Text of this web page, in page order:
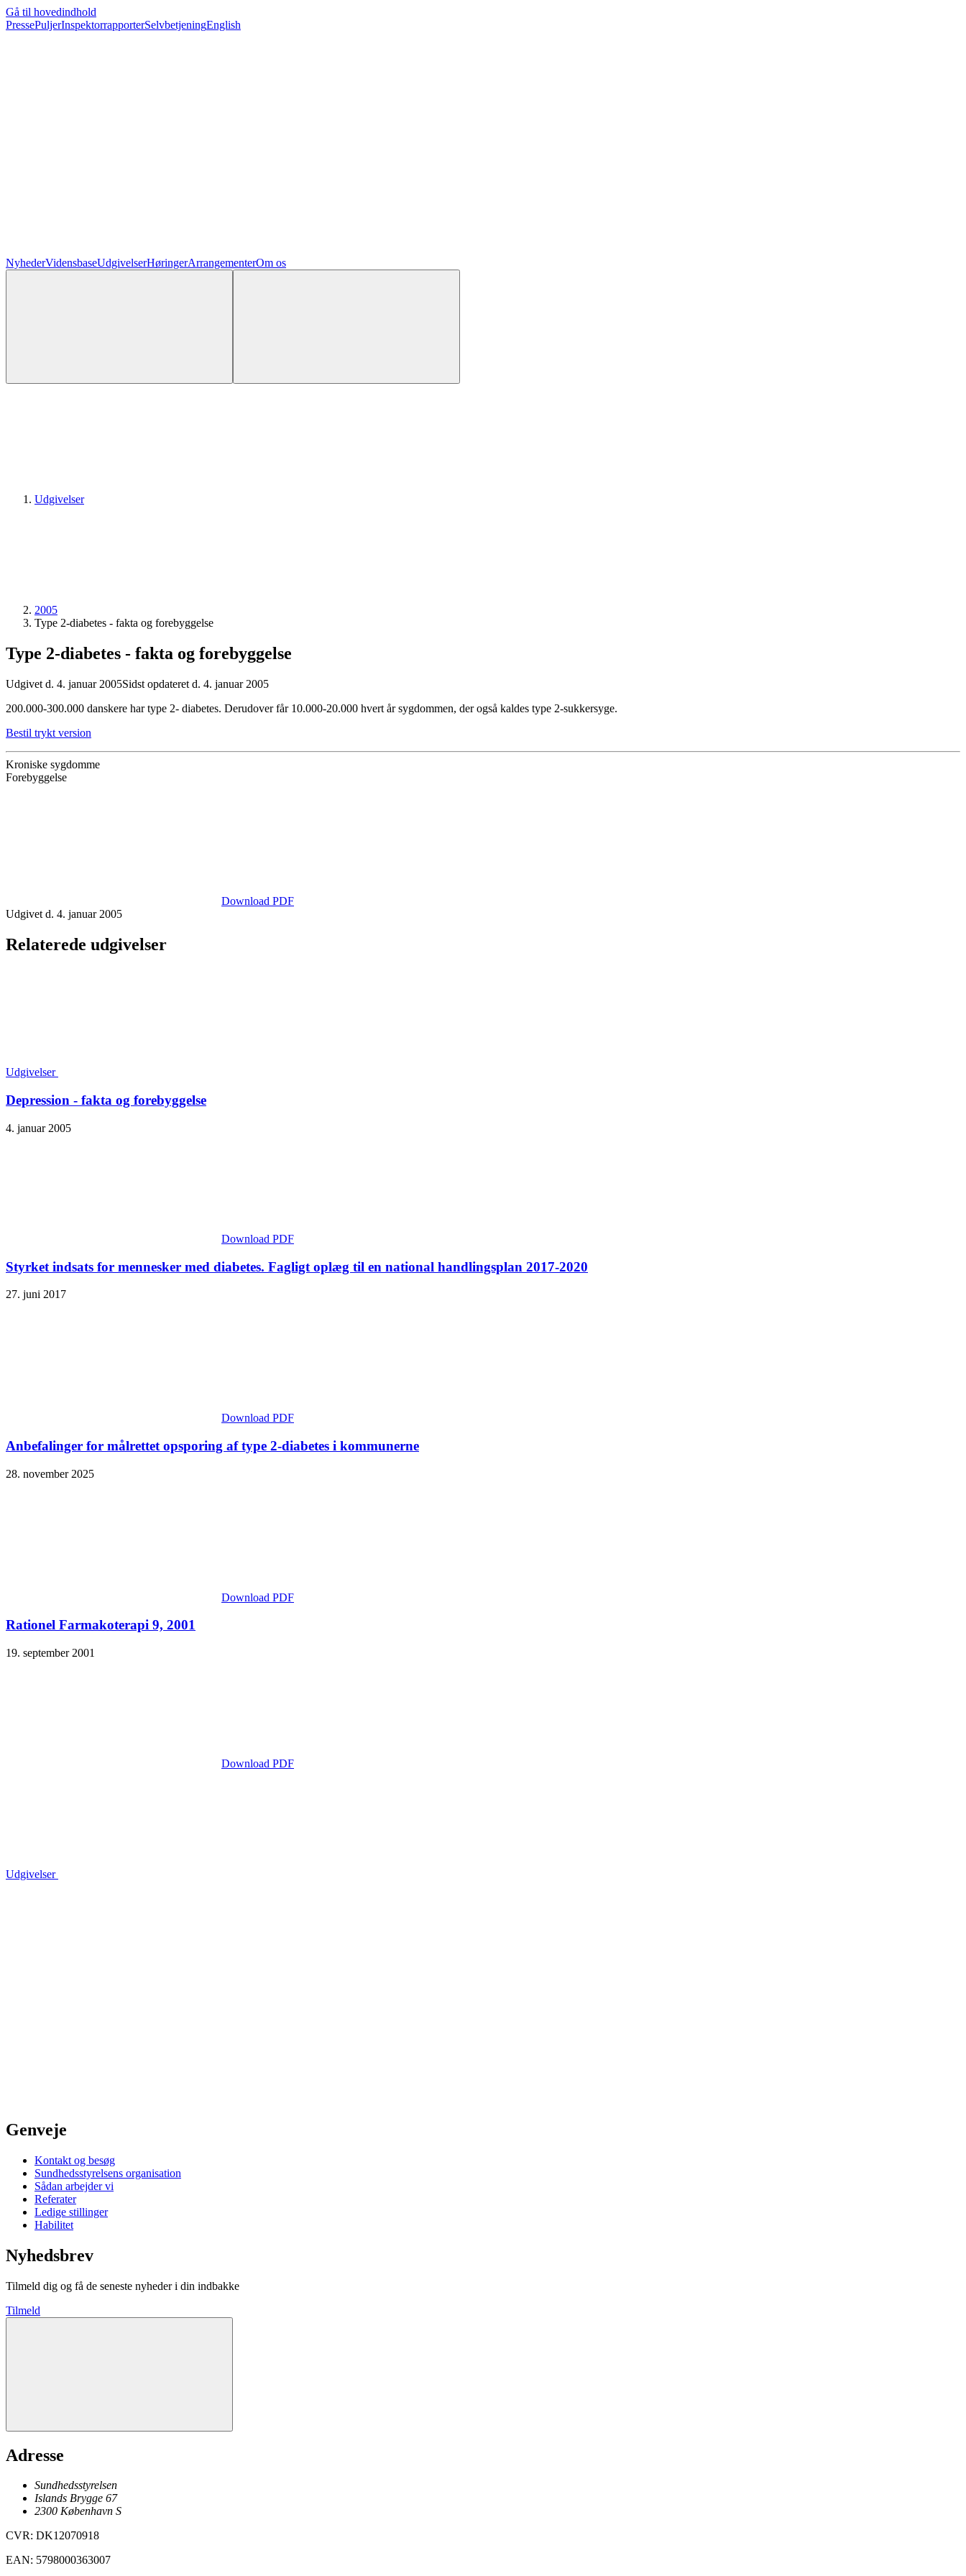
Gå til hovedindhold
PressePuljerInspektorrapporterSelvbetjeningEnglish
NyhederVidensbaseUdgivelserHøringerArrangementerOm os
Udgivelser
2005
Type 2-diabetes - fakta og forebyggelse
Type 2-diabetes - fakta og forebyggelse
Udgivet d. 4. januar 2005Sidst opdateret d. 4. januar 2005
200.000-300.000 danskere har type 2- diabetes. Derudover får 10.000-20.000 hvert år sygdommen, der også kaldes type 2-sukkersyge.
Bestil trykt version
Kroniske sygdomme
Forebyggelse
Download PDF
Udgivet d. 4. januar 2005
Relaterede udgivelser
Udgivelser
Depression - fakta og forebyggelse
4. januar 2005
Download PDF
Styrket indsats for mennesker med diabetes. Fagligt oplæg til en national handlingsplan 2017-2020
27. juni 2017
Download PDF
Anbefalinger for målrettet opsporing af type 2-diabetes i kommunerne
28. november 2025
Download PDF
Rationel Farmakoterapi 9, 2001
19. september 2001
Download PDF
Udgivelser
Genveje
Kontakt og besøg
Sundhedsstyrelsens organisation
Sådan arbejder vi
Referater
Ledige stillinger
Habilitet
Nyhedsbrev
Tilmeld dig og få de seneste nyheder i din indbakke
Tilmeld
Adresse
Sundhedsstyrelsen
Islands Brygge 67
2300 København S
CVR: DK12070918
EAN: 5798000363007